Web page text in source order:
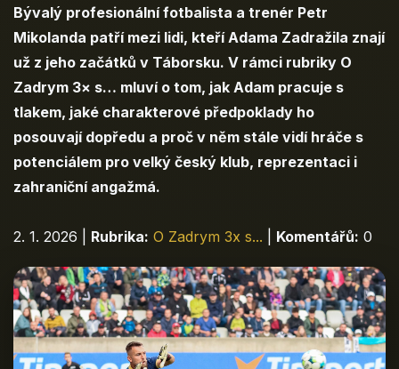
Bývalý profesionální fotbalista a trenér Petr
Mikolanda patří mezi lidi, kteří Adama Zadražila znají
už z jeho začátků v Táborsku. V rámci rubriky O
Zadrym 3× s… mluví o tom, jak Adam pracuje s
tlakem, jaké charakterové předpoklady ho
posouvají dopředu a proč v něm stále vidí hráče s
potenciálem pro velký český klub, reprezentaci i
zahraniční angažmá.
2. 1. 2026 Rubrika: O Zadrym 3x s... Komentářů: 0